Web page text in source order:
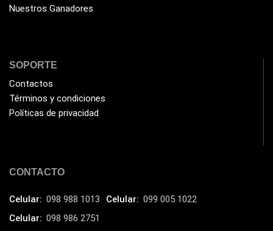
Nuestros Ganadores
SOPORTE
Contactos
Términos y condiciones
Políticas de privacidad
CONTACTO
Celular: 098 988 1013 Celular: 099 005 1022
Celular: 098 986 2751